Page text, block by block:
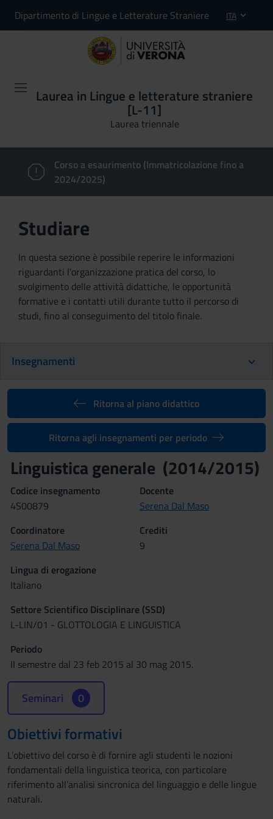
Dipartimento di Lingue e Letterature Straniere ITA
Laurea in Lingue e letterature straniere
[L-11]
Laurea triennale
Corso a esaurimento (Immatricolazione fino a
2024/2025)
Studiare
In questa sezione è possibile reperire le informazioni
riguardanti l'organizzazione pratica del corso, lo
svolgimento delle attività didattiche, le opportunità
formative e i contatti utili durante tutto il percorso di
studi, fino al conseguimento del titolo finale.
Insegnamenti
Ritorna al piano didattico
Ritorna agli insegnamenti per periodo
Linguistica generale (2014/2015)
Codice insegnamento
4S00879
Docente
Serena Dal Maso
Coordinatore
Serena Dal Maso
Crediti
9
Lingua di erogazione
Italiano
Settore Scientifico Disciplinare (SSD)
L-LIN/01 - GLOTTOLOGIA E LINGUISTICA
Periodo
II semestre dal 23 feb 2015 al 30 mag 2015.
Seminari 0
Obiettivi formativi
L’obiettivo del corso è di fornire agli studenti le nozioni
fondamentali della linguistica teorica, con particolare
riferimento all’analisi sincronica del linguaggio e delle lingue
naturali.